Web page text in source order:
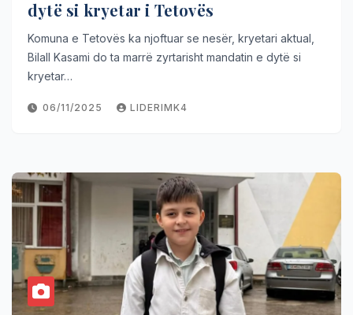
dytë si kryetar i Tetovës
Komuna e Tetovës ka njoftuar se nesër, kryetari aktual,
Bilall Kasami do ta marrë zyrtarisht mandatin e dytë si
kryetar…
06/11/2025 LIDERIMK4